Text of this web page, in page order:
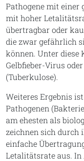
Pathogene mit einer
mit hoher
übertragbar oder
die zwar gefährlich
können. Unter diese
Gelbfieber-Virus
(Tuberkulose).
Weiteres Ergebnis
Pathogenen
am ehesten als
zeichnen sich durch
einfache
Letalitätsrate aus.